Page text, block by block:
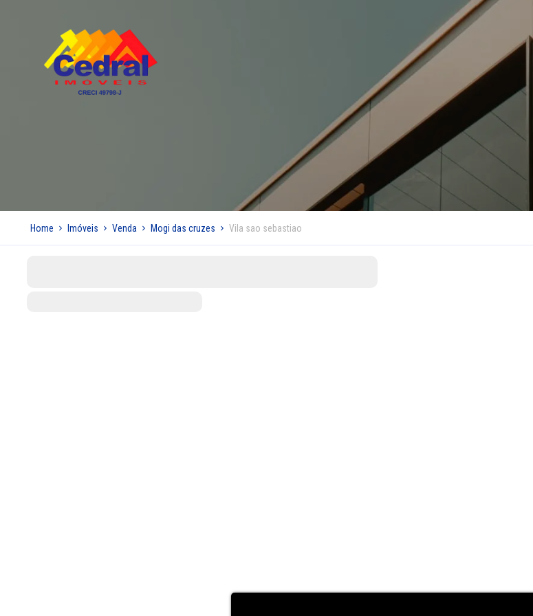
Home Imóveis Venda Mogi das cruzes Vila sao sebastiao